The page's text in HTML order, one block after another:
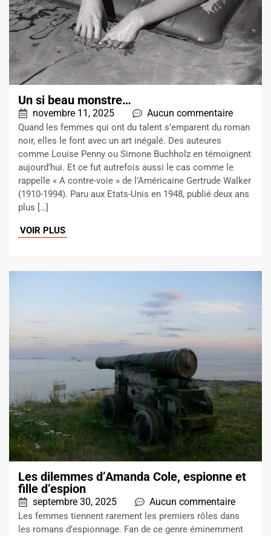
Un si beau monstre…
novembre 11, 2025 Aucun commentaire
Quand les femmes qui ont du talent s’emparent du roman
noir, elles le font avec un art inégalé. Des auteures
comme Louise Penny ou Simone Buchholz en témoignent
aujourd’hui. Et ce fut autrefois aussi le cas comme le
rappelle « A contre-voie » de l’Américaine Gertrude Walker
(1910-1994). Paru aux Etats-Unis en 1948, publié deux ans
plus […]
VOIR PLUS
Les dilemmes d’Amanda Cole, espionne et
fille d’espion
septembre 30, 2025 Aucun commentaire
Les femmes tiennent rarement les premiers rôles dans
les romans d’espionnage. Fan de ce genre éminemment